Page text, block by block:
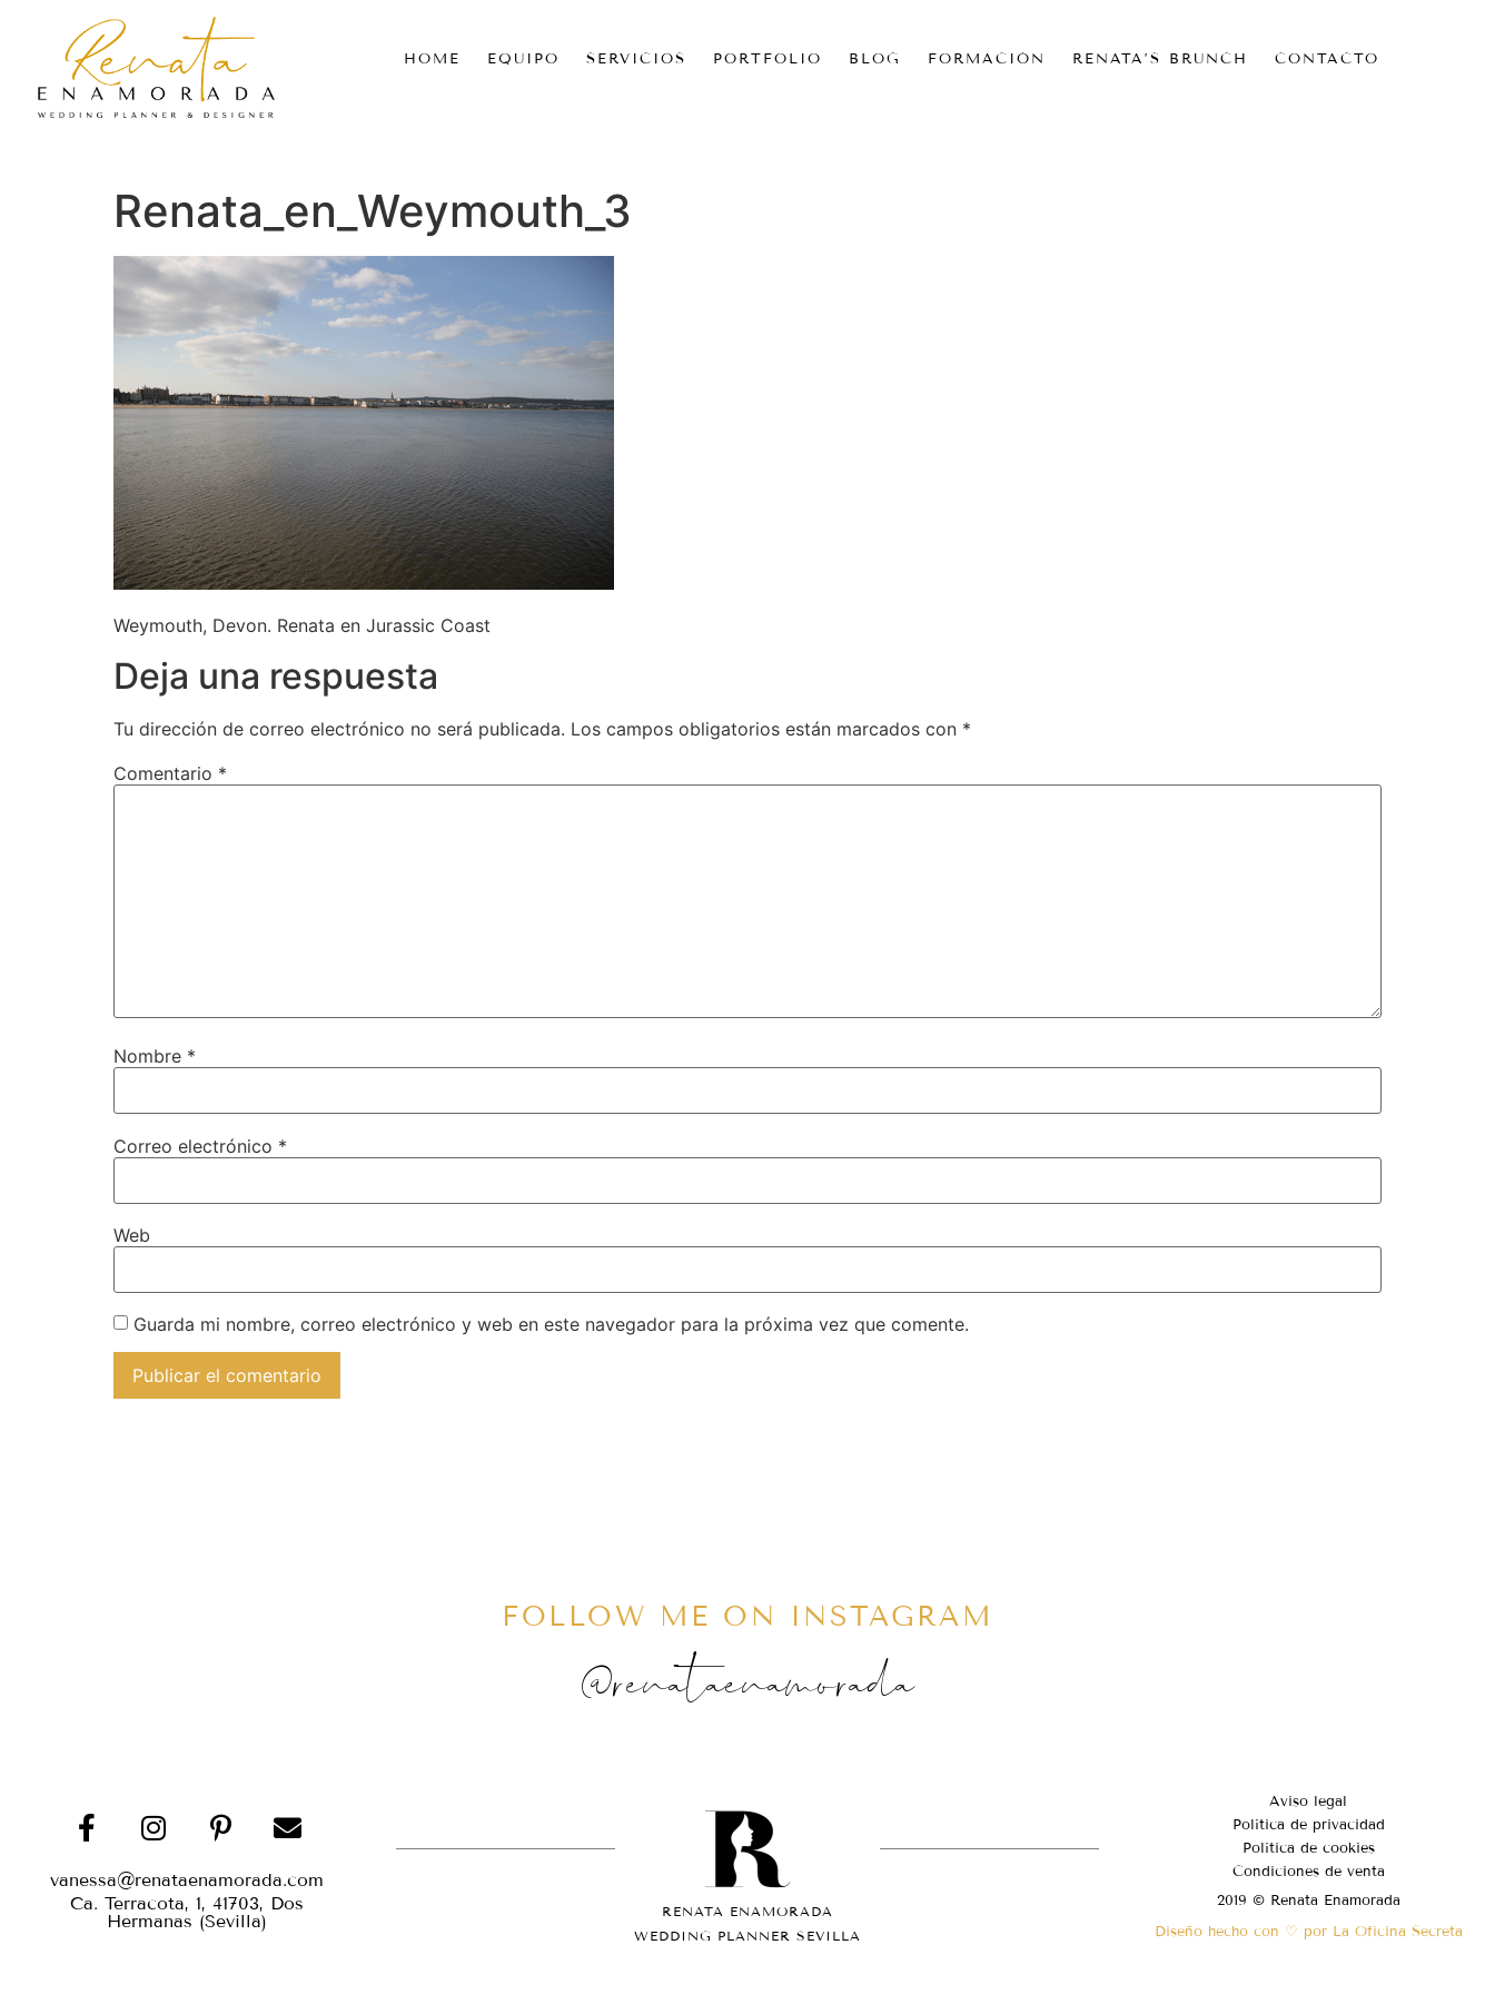
HOME EQUIPO SERVICIOS PORTFOLIO BLOG FORMACIÓN RENATA’S BRUNCH CONTACTO
Renata_en_Weymouth_3
Weymouth, Devon. Renata en Jurassic Coast
Deja una respuesta
Tu dirección de correo electrónico no será publicada. Los campos obligatorios están marcados con *
Comentario *
Nombre *
Correo electrónico *
Web
Guarda mi nombre, correo electrónico y web en este navegador para la próxima vez que comente.
FOLLOW ME ON INSTAGRAM
@renataenamorada
vanessa@renataenamorada.com
Ca. Terracota, 1, 41703, Dos
Hermanas (Sevilla)
RENATA ENAMORADA
WEDDING PLANNER SEVILLA
Aviso legal
Política de privacidad
Política de cookies
Condiciones de venta
2019 © Renata Enamorada
Diseño hecho con ♡ por La Oficina Secreta